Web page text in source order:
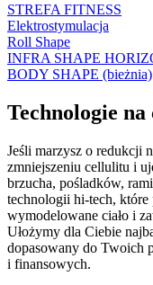
STREFA FITNESS
Elektrostymulacja
Roll Shape
INFRA SHAPE
BODY SHAPE (bieżnia)
Technologie na
Jeśli marzysz o redukcji
zmniejszeniu cellulitu i
brzucha, pośladków,
technologii hi-tech,
wymodelowane ciało i
Ułożymy dla Ciebie
dopasowany do Twoich
i finansowych.